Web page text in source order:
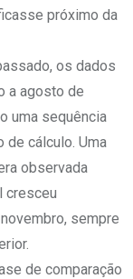
próximo da
os dados
a agosto de
uma sequência
cálculo. Uma
observada
cresceu
sempre
de comparação